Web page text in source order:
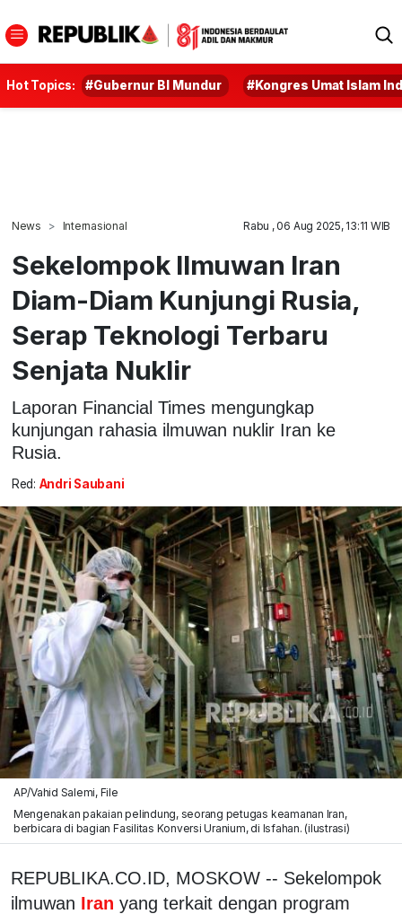
Hot Topics: #Gubernur BI Mundur #Kongres Umat Islam
News Internasional Rabu , 06 Aug 2025, 13:11 WIB
Sekelompok Ilmuwan Iran
Diam-Diam Kunjungi Rusia,
Serap Teknologi Terbaru
Senjata Nuklir
Laporan Financial Times mengungkap
kunjungan rahasia ilmuwan nuklir Iran ke
Rusia.
Red: Andri Saubani
AP/Vahid Salemi, File
Mengenakan pakaian pelindung, seorang petugas keamanan Iran,
berbicara di bagian Fasilitas Konversi Uranium, di Isfahan. (ilustrasi)
REPUBLIKA.CO.ID, MOSKOW -- Sekelompok
ilmuwan Iran yang terkait dengan program